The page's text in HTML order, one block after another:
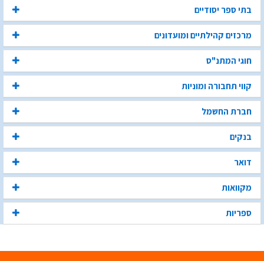
בתי ספר יסודיים
מרכזים קהילתיים ומועדונים
חוגי המתנ"ס
קווי תחבורה ומוניות
חברת החשמל
בנקים
דואר
מקוואות
ספריות